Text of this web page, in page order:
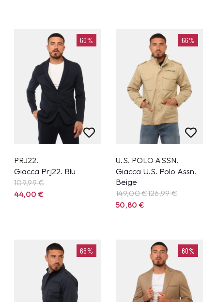
60%
PRJ22.
Giacca Prj22. Blu
109,99€
44,00€
66%
U.S. POLO ASSN.
Giacca U.S. Polo Assn.
Beige
149,00 €126,99€
50,80€
66% 60%